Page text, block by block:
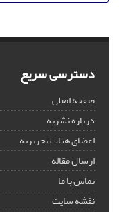
دسترسی سریع
صفحه اصلی
درباره نشریه
اعضای هیات تحریریه
ارسال مقاله
تماس با ما
نقشه سایت